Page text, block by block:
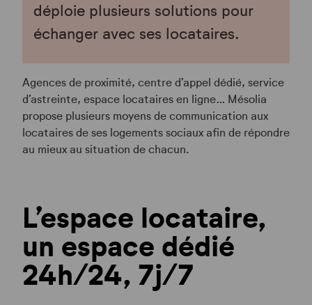
déploie plusieurs solutions pour
échanger avec ses locataires.
Agences de proximité, centre d’appel dédié, service
d’astreinte, espace locataires en ligne… Mésolia
propose plusieurs moyens de communication aux
locataires de ses logements sociaux afin de répondre
au mieux au situation de chacun.
L’espace locataire,
un espace dédié
24h/24, 7j/7